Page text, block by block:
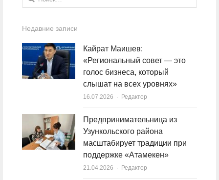
Недавние записи
Кайрат Маишев:
«Региональный совет — это
голос бизнеса, который
слышат на всех уровнях»
16.07.2026 Author
Редактор
Предпринимательница из
Узункольского района
масштабирует традиции при
поддержке «Атамекен»
21.04.2026 Author
Редактор